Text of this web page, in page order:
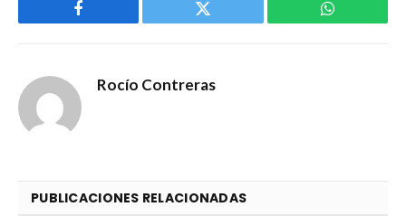
Facebook Twitter WhatsApp
Rocío Contreras
PUBLICACIONES RELACIONADAS